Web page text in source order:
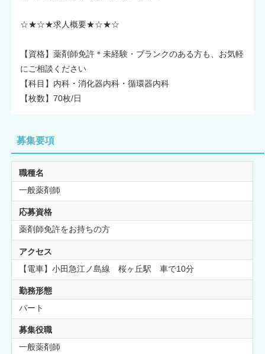
☆★☆★求人概要★☆★☆
【資格】薬剤師免許＊未経験・ブランクのある方も、お気軽
にご相談ください
【科目】内科・消化器内科・循環器内科
【枚数】70枚/日
募集要項
職種名
一般薬剤師
応募資格
薬剤師免許をお持ちの方
アクセス
【電車】小田急江ノ島線 桜ヶ丘駅 車で10分
勤務形態
パート
募集役職
一般薬剤師